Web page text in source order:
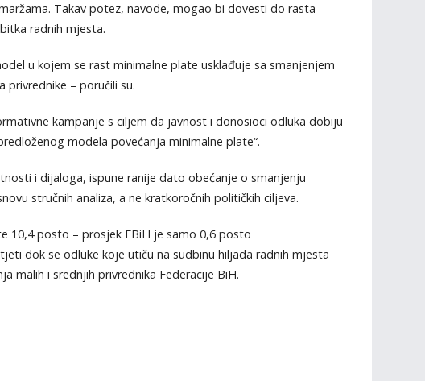
Takav potez, navode, mogao bi dovesti do rasta
radnih mjesta.
u kojem se rast minimalne plate usklađuje sa smanjenjem
– poručili su.
kampanje s ciljem da javnost i donosioci odluka dobiju
modela povećanja minimalne plate“.
i dijaloga, ispune ranije dato obećanje o smanjenju
stručnih analiza, a ne kratkoročnih političkih ciljeva.
10,4 posto – prosjek FBiH je samo 0,6 posto
dok se odluke koje utiču na sudbinu hiljada radnih mjesta
malih i srednjih privrednika Federacije BiH.